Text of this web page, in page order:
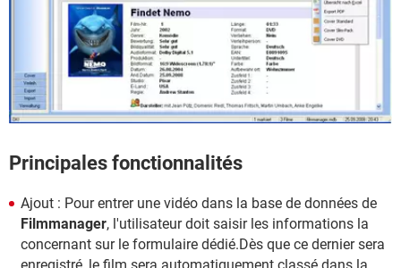
Principales fonctionnalités
Ajout : Pour entrer une vidéo dans la base de données de
Filmmanager, l'utilisateur doit saisir les informations la
concernant sur le formulaire dédié.Dès que ce dernier sera